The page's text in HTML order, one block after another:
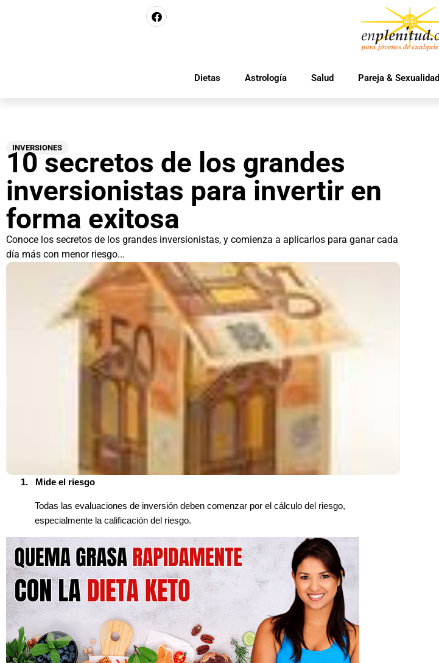
Dietas Astrología Salud Pareja & Sexualidad
INVERSIONES
10 secretos de los grandes
inversionistas para invertir en
forma exitosa
Conoce los secretos de los grandes inversionistas, y comienza a aplicarlos para ganar cada
día más con menor riesgo...
1. Mide el riesgo
Todas las evaluaciones de inversión deben comenzar por el cálculo del riesgo,
especialmente la calificación del riesgo.